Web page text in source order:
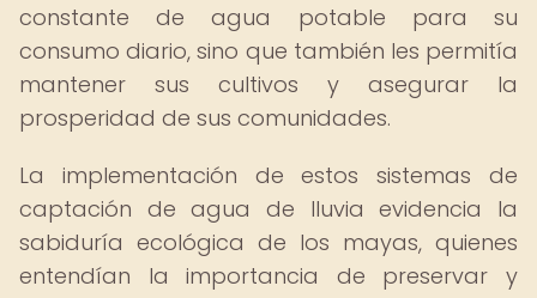
constante de agua potable para su
consumo diario, sino que también les permitía
mantener sus cultivos y asegurar la
prosperidad de sus comunidades.
La implementación de estos sistemas de
captación de agua de lluvia evidencia la
sabiduría ecológica de los mayas, quienes
entendían la importancia de preservar y